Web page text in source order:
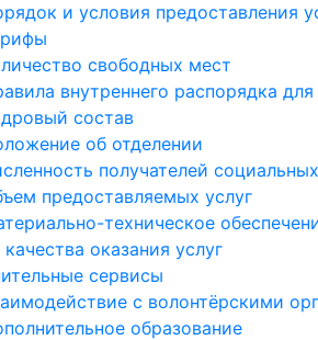
и условия предоставления
свободных мест
внутреннего распорядка для
состав
об отделении
получателей
предоставляемых услуг
техническое
оказания услуг
сервисы
с волонтёрскими
образование